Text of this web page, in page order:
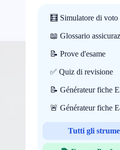
🧮 Simulatore di voto
📖 Glossario
📝 Prove d'esame
✅ Quiz di revisione
📝 Générateur fiche
🚨 Générateur fiche
Tutti gli